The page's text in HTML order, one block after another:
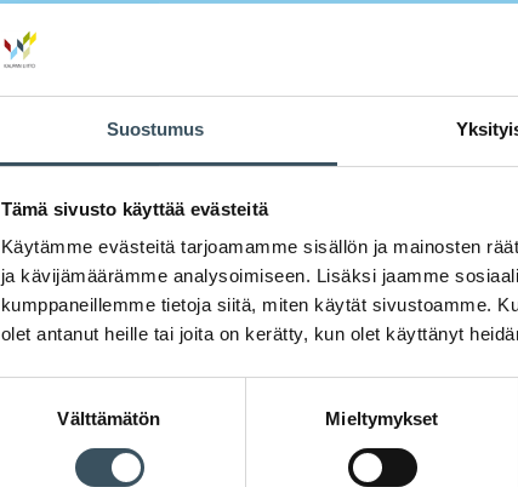
Suostumus
Tämä sivusto käyttää evästeitä
Käytämme evästeitä tarjoamamme sisällön ja mainosten
ja kävijämäärämme analysoimiseen. Lisäksi jaamme
kumppaneillemme tietoja siitä, miten käytät sivustoamme.
olet antanut heille tai joita on kerätty, kun olet käyttänyt
Välttämätön Mieltymykset